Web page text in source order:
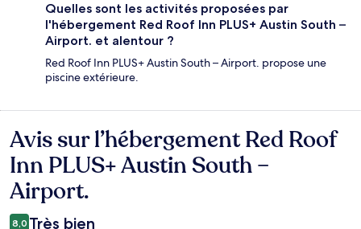
Quelles sont les activités proposées par
l'hébergement Red Roof Inn PLUS+ Austin South –
Airport. et alentour ?
Red Roof Inn PLUS+ Austin South – Airport. propose une
piscine extérieure.
Avis
Avis sur l’hébergement Red Roof
Inn PLUS+ Austin South –
Airport.
8,0 Très bien